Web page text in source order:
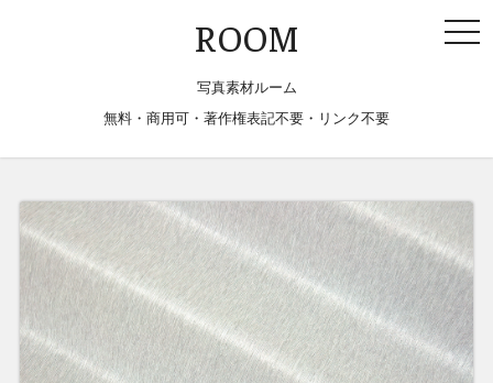
ROOM
写真素材ルーム
無料・商用可・著作権表記不要・リンク不要